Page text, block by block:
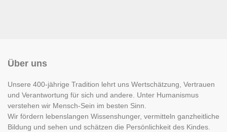
Über uns
Unsere 400-jährige Tradition lehrt uns Wertschätzung, Vertrauen
und Verantwortung für sich und andere. Unter Humanismus
verstehen wir Mensch-Sein im besten Sinn.
Wir fördern lebenslangen Wissenshunger, vermitteln ganzheitliche
Bildung und sehen und schätzen die Persönlichkeit des Kindes.